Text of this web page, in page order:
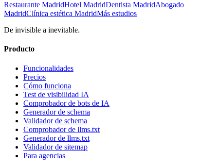
Restaurante MadridHotel MadridDentista MadridAbogado
MadridClínica estética MadridMás estudios
De invisible a inevitable.
Producto
Funcionalidades
Precios
Cómo funciona
Test de visibilidad IA
Comprobador de bots de IA
Generador de schema
Validador de schema
Comprobador de llms.txt
Generador de llms.txt
Validador de sitemap
Para agencias